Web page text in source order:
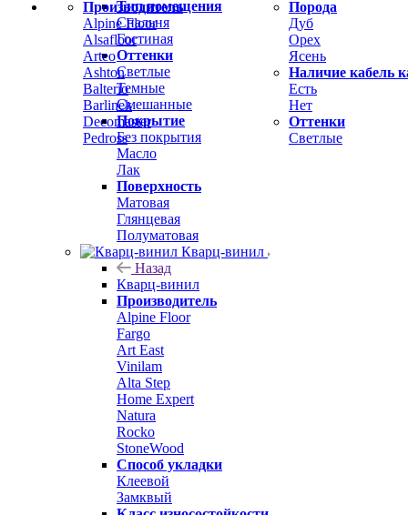
Производитель
Alpine Floor
Alsafloor
Arteo
Ashton
Balterio
Barlinek
Decomaster
Pedross
Порода
Дуб
Орех
Ясень
Наличие кабель
Есть
Нет
Оттенки
Светлые
Тип помещения
Спальня
Гостиная
Оттенки
Светлые
Темные
Смешанные
Покрытие
Без покрытия
Масло
Лак
Поверхность
Матовая
Глянцевая
Полуматовая
Кварц-винил
Назад
Кварц-винил
Производитель
Alpine Floor
Fargo
Art East
Vinilam
Alta Step
Home Expert
Natura
Rocko
StoneWood
Способ укладки
Клеевой
Замквый